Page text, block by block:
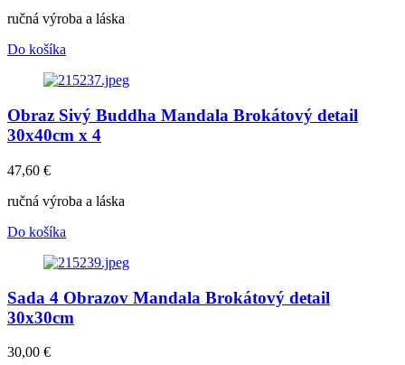
ručná výroba a láska
Do košíka
Obraz Sivý Buddha Mandala Brokátový detail
30x40cm x 4
47,60 €
ručná výroba a láska
Do košíka
Sada 4 Obrazov Mandala Brokátový detail
30x30cm
30,00 €